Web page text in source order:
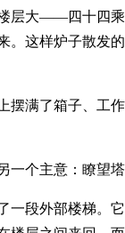
层大——四十四
。这样炉子散发
摆满了箱子、工
一个主意：瞭望
一段外部楼梯。